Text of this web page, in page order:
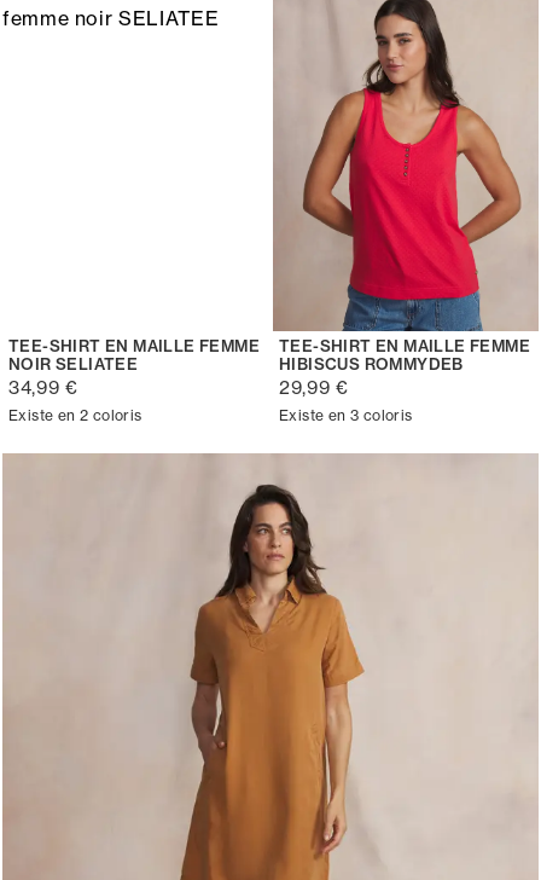
TEE-SHIRT EN MAILLE FEMME
NOIR SELIATEE
34,99 €
Existe en 2 coloris
TEE-SHIRT EN MAILLE FEMME
HIBISCUS ROMMYDEB
29,99 €
Existe en 3 coloris